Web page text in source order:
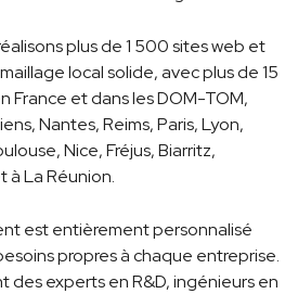
plus de 1 500 sites web et
local solide, avec plus de 15
France et dans les DOM-TOM,
Nantes, Reims, Paris, Lyon,
Nice, Fréjus, Biarritz,
à La Réunion.
est entièrement personnalisé
propres à chaque entreprise.
des experts en R&D, ingénieurs en